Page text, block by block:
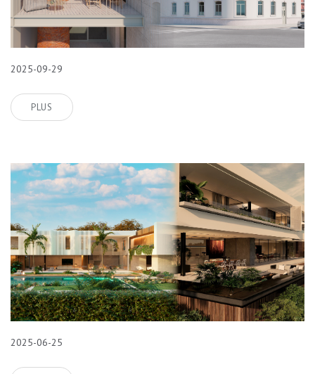
2025-09-29
PLUS
2025-06-25